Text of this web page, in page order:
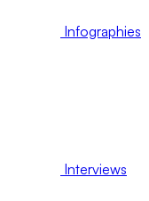
Infographies
Interviews